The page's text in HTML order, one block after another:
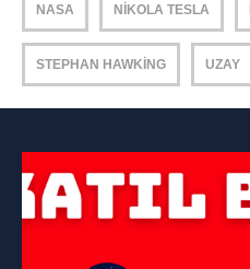
NASA NIKOLA TESLA
STEPHAN HAWKING UZAY